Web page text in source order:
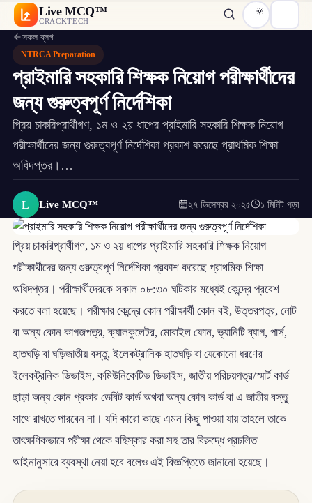
Live MCQ™
CRACKTECH
সকল ব্লগ
NTRCA Preparation
প্রাইমারি সহকারি শিক্ষক নিয়োগ পরীক্ষার্থীদের
জন্য গুরুত্বপূর্ণ নির্দেশিকা
প্রিয় চাকরিপ্রার্থীগণ, ১ম ও ২য় ধাপের প্রাইমারি সহকারি শিক্ষক নিয়োগ
পরীক্ষার্থীদের জন্য গুরুত্বপূর্ণ নির্দেশিকা প্রকাশ করেছে প্রাথমিক শিক্ষা
অধিদপ্তর।…
L Live MCQ™ ২৭ ডিসেম্বর ২০২৫ ১ মিনিট পড়া
প্রিয় চাকরিপ্রার্থীগণ, ১ম ও ২য় ধাপের প্রাইমারি সহকারি শিক্ষক নিয়োগ
পরীক্ষার্থীদের জন্য গুরুত্বপূর্ণ নির্দেশিকা প্রকাশ করেছে প্রাথমিক শিক্ষা
অধিদপ্তর। পরীক্ষার্থীদেরকে সকাল ০৮:৩০ ঘটিকার মধ্যেই কেন্দ্রে প্রবেশ
করতে বলা হয়েছে। পরীক্ষার কেন্দ্রে কোন পরীক্ষার্থী কোন বই, উত্তরপত্র, নোট
বা অন্য কোন কাগজপত্র, ক্যালকুলেটর, মোবাইল ফোন, ভ্যানিটি ব্যাগ, পার্স,
হাতঘড়ি বা ঘড়িজাতীয় বস্তু, ইলেকট্রানিক হাতঘড়ি বা যেকোনো ধরণের
ইলেকট্রনিক ডিভাইস, কমিউনিকেটিভ ডিভাইস, জাতীয় পরিচয়পত্র/স্মার্ট কার্ড
ছাড়া অন্য কোন প্রকার ডেবিট কার্ড অথবা অন্য কোন কার্ড বা এ জাতীয় বস্তু
সাথে রাখতে পারবেন না। যদি কারো কাছে এমন কিছু পাওয়া যায় তাহলে তাকে
তাৎক্ষণিকভাবে পরীক্ষা থেকে বহিস্কার করা সহ তার বিরুদ্ধে প্রচলিত
আইনানুসারে ব্যবস্থা নেয়া হবে বলেও এই বিজ্ঞপ্তিতে জানানো হয়েছে।